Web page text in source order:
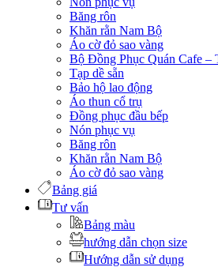
Băng rôn
Khăn rằn Nam Bộ
Áo cờ đỏ sao vàng
Bộ Đồng Phục Quán Cafe –
Tạp dề sẵn
Bảo hộ lao động
Áo thun cổ trụ
Đồng phục đầu bếp
Nón phục vụ
Băng rôn
Khăn rằn Nam Bộ
Áo cờ đỏ sao vàng
Bảng giá
Tư vấn
Bảng màu
hướng dẫn chọn size
Hướng dẫn sử dụng